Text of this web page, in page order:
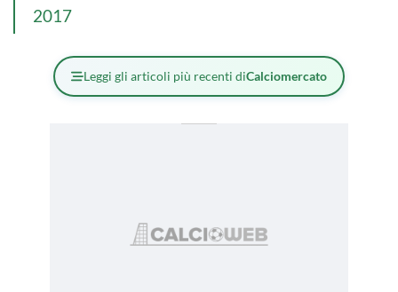
2017
Leggi gli articoli più recenti diCalciomercato